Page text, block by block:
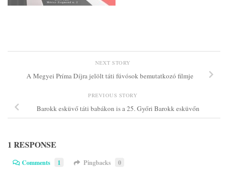
NEXT STORY
A Megyei Príma Díjra jelölt táti fúvósok bemutatkozó filmje
PREVIOUS STORY
Barokk esküvő táti babákon is a 25. Győri Barokk esküvőn
1 RESPONSE
Comments 1 Pingbacks 0